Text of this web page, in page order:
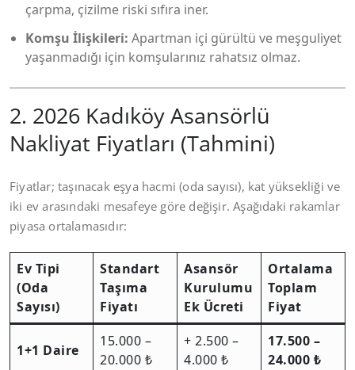
çarpma, çizilme riski sıfıra iner.
Komşu İlişkileri: Apartman içi gürültü ve meşguliyet
yaşanmadığı için komşularınız rahatsız olmaz.
2. 2026 Kadıköy Asansörlü
Nakliyat Fiyatları (Tahmini)
Fiyatlar; taşınacak eşya hacmi (oda sayısı), kat yüksekliği ve
iki ev arasındaki mesafeye göre değişir. Aşağıdaki rakamlar
piyasa ortalamasıdır:
Ev Tipi
(Oda
Sayısı)
Standart
Taşıma
Fiyatı
Asansör
Kurulumu
Ek Ücreti
Ortalama
Toplam
Fiyat
1+1 Daire
15.000 –
20.000 ₺
+ 2.500 –
4.000 ₺
17.500 –
24.000 ₺